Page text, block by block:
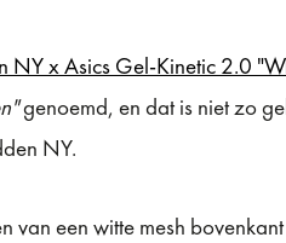
NY x Asics Gel-Kinetic 2.0
genoemd, en dat is niet zo
NY.
van een witte mesh